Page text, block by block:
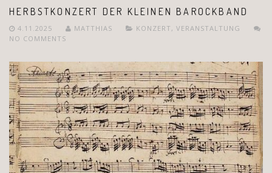
HERBSTKONZERT DER KLEINEN BAROCKBAND
4.11.2025 MATTHIAS KONZERT , VERANSTALTUNG
NO COMMENTS